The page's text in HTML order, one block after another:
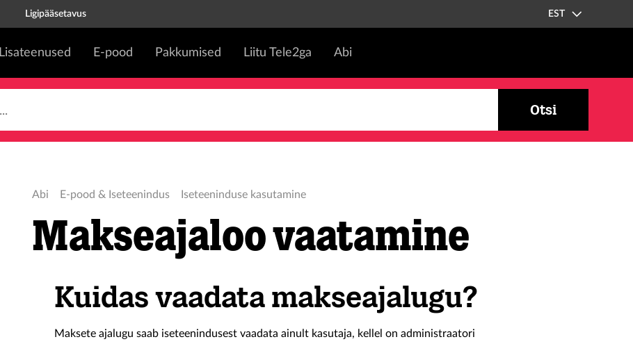
Ligipääsetavus EST
Lisateenused E-pood Pakkumised Liitu Tele2ga Abi
Otsi
Abi E-pood & Iseteenindus Iseteeninduse kasutamine
Makseajaloo vaatamine
Kuidas vaadata makseajalugu?
Maksete ajalugu saab iseteenindusest vaadata ainult kasutaja, kellel on administraatori